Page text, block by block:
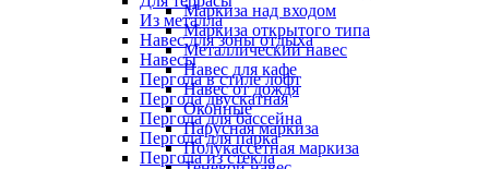
Маркиза над входом
Маркиза открытого типа
Металлический навес
Навес для кафе
Навес от дождя
Оконные
Парусная маркиза
Полукассетная маркиза
Из металла
Навес для зоны отдыха
Навесы
Пергола в стиле лофт
Пергола двускатная
Пергола для бассейна
Пергола для парка
Пергола из стекла